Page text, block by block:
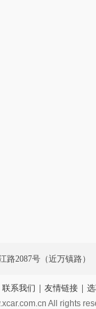
路2087号（近万镇路）
联系我们 友情链接
All rights